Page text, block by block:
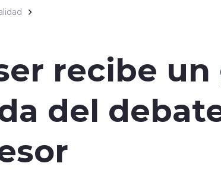
recibe
del